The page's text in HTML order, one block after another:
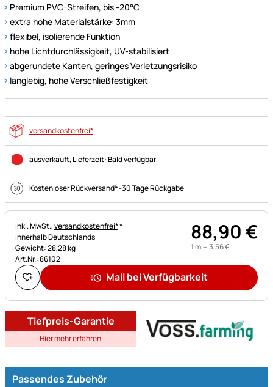
Premium PVC-Streifen, bis -20°C
extra hohe Materialstärke: 3mm
flexibel, isolierende Funktion
hohe Lichtdurchlässigkeit, UV-stabilisiert
abgerundete Kanten, geringes Verletzungsrisiko
langlebig, hohe Verschließfestigkeit
versandkostenfrei*
ausverkauft, Lieferzeit:Bald verfügbar
Kostenloser Rückversand4-30 Tage Rückgabe
Steuerhinweis:
inkl. MwSt.,versandkostenfrei**
innerhalb Deutschlands
Gewicht: 28,28 kg
Art.Nr.: 86102
88,90€
1 m =3,56€
Mail bei Verfügbarkeit
Tiefpreis-Garantie
Hier mehr erfahren.
Passendes Zubehör